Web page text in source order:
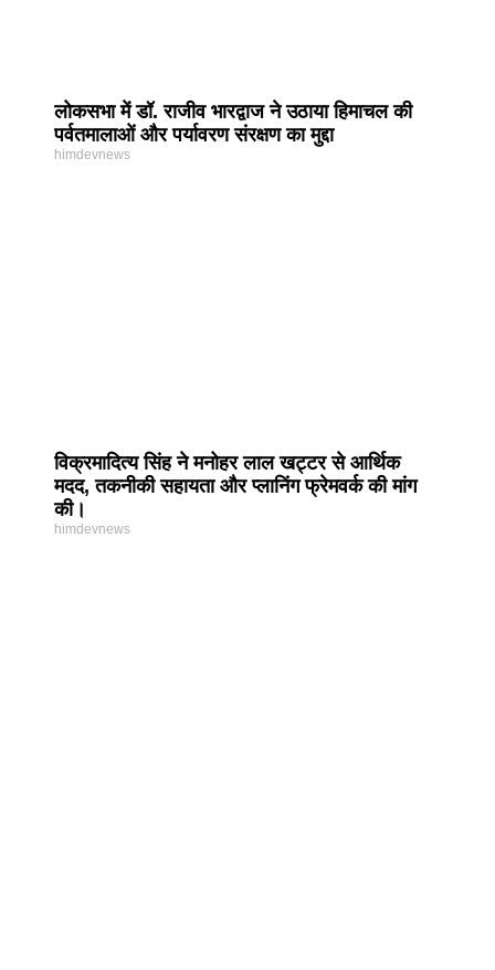
लोकसभा में डॉ. राजीव भारद्वाज ने उठाया हिमाचल की
पर्वतमालाओं और पर्यावरण संरक्षण का मुद्दा
himdevnews
विक्रमादित्य सिंह ने मनोहर लाल खट्टर से आर्थिक
मदद, तकनीकी सहायता और प्लानिंग फ्रेमवर्क की मांग
की।
himdevnews